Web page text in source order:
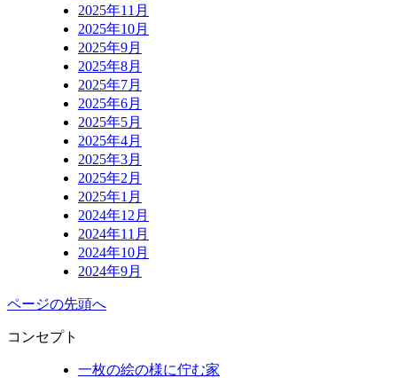
2025年11月
2025年10月
2025年9月
2025年8月
2025年7月
2025年6月
2025年5月
2025年4月
2025年3月
2025年2月
2025年1月
2024年12月
2024年11月
2024年10月
2024年9月
ページの先頭へ
コンセプト
一枚の絵の様に佇む家